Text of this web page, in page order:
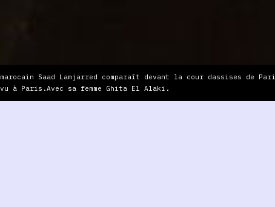
Saad Lamjarred comparaît devant la cour dassises de
à Paris.Avec sa femme Ghita El Alaki.